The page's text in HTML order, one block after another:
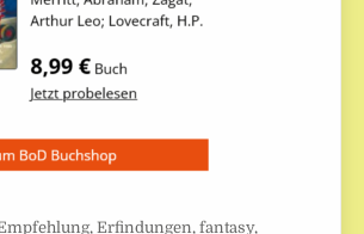
,Erfindungen,fantasy,